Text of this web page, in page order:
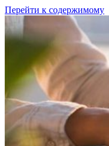
Перейти к содержимому